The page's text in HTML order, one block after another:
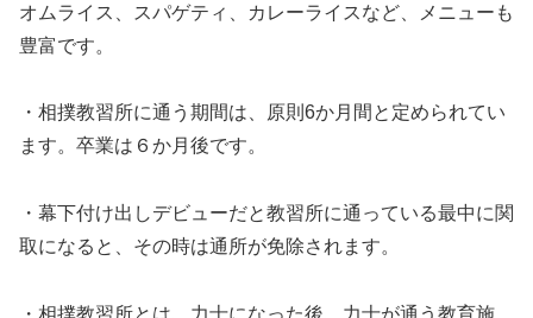
オムライス、スパゲティ、カレーライスなど、メニューも
豊富です。
・相撲教習所に通う期間は、原則6か月間と定められてい
ます。卒業は６か月後です。
・幕下付け出しデビューだと教習所に通っている最中に関
取になると、その時は通所が免除されます。
・相撲教習所とは、力士になった後、力士が通う教育施